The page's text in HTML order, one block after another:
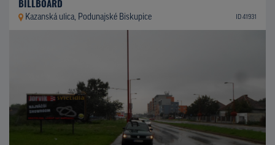
BILLBOARD
Kazanská ulica, Podunajské Biskupice ID 41931